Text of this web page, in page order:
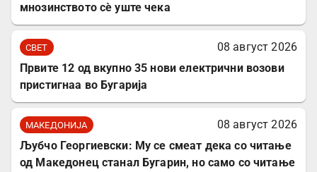
мнозинството сè уште чека
СВЕТ
08 август 2026
Првите 12 од вкупно 35 нови електрични возови
пристигнаа во Бугарија
МАКЕДОНИЈА
08 август 2026
Љубчо Георгиевски: Му се смеат дека со читање
од Македонец станал Бугарин, но само со читање